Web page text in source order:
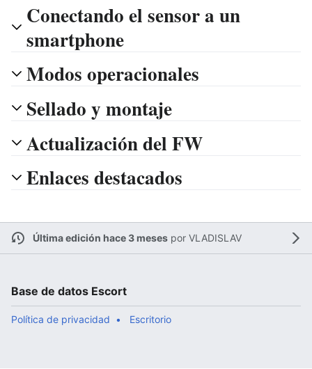
Conectando el sensor a un
smartphone
Modos operacionales
Sellado y montaje
Actualización del FW
Enlaces destacados
Última edición hace 3 mesespor VLADISLAV
Base de datos Escort
Política de privacidad Escritorio